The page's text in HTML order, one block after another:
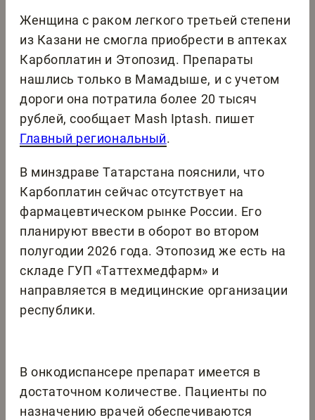
Женщина с раком легкого третьей степени
из Казани не смогла приобрести в аптеках
Карбоплатин и Этопозид. Препараты
нашлись только в Мамадыше, и с учетом
дороги она потратила более 20 тысяч
рублей, сообщает Mash Iptash. пишет
Главный региональный.
В минздраве Татарстана пояснили, что
Карбоплатин сейчас отсутствует на
фармацевтическом рынке России. Его
планируют ввести в оборот во втором
полугодии 2026 года. Этопозид же есть на
складе ГУП «Таттехмедфарм» и
направляется в медицинские организации
республики.
В онкодиспансере препарат имеется в
достаточном количестве. Пациенты по
назначению врачей обеспечиваются